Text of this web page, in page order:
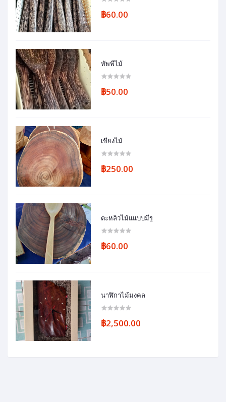
฿60.00
ทัพพีไม้
฿50.00
เขียงไม้
฿250.00
ตะหลิวไม้แแบบมีรู
฿60.00
นาฬิกาไม้มงคล
฿2,500.00